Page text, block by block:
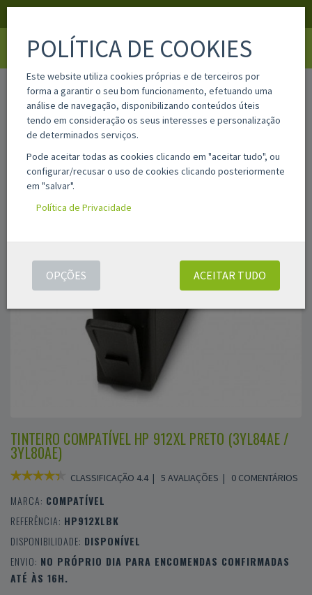
home hp912xlbk
TINTEIRO COMPATÍVEL HP 912XL PRETO (3YL84AE /
3YL80AE)
CLASSIFICAÇÃO 4.4 | 5 AVALIAÇÕES | 0 COMENTÁRIOS
MARCA: COMPATÍVEL
REFERÊNCIA: HP912XLBK
DISPONIBILIDADE: DISPONÍVEL
ENVIO: NO PRÓPRIO DIA PARA ENCOMENDAS CONFIRMADAS
ATÉ ÀS 16H.
POLÍTICA DE COOKIES
Este website utiliza cookies próprias e de terceiros por
forma a garantir o seu bom funcionamento, efetuando uma
análise de navegação, disponibilizando conteúdos úteis
tendo em consideração os seus interesses e personalização
de determinados serviços.
Pode aceitar todas as cookies clicando em "aceitar tudo", ou
configurar/recusar o uso de cookies clicando posteriormente
em "salvar".
Política de Privacidade
ACEITAR TUDO
OPÇÕES